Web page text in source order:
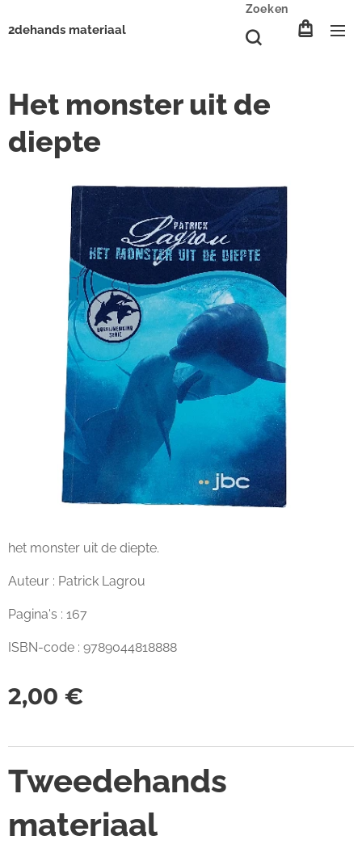
2dehands materiaal
Zoeken
Het monster uit de
diepte
het monster uit de diepte.
Auteur : Patrick Lagrou
Pagina's : 167
ISBN-code : 9789044818888
2,00 €
Tweedehands
materiaal